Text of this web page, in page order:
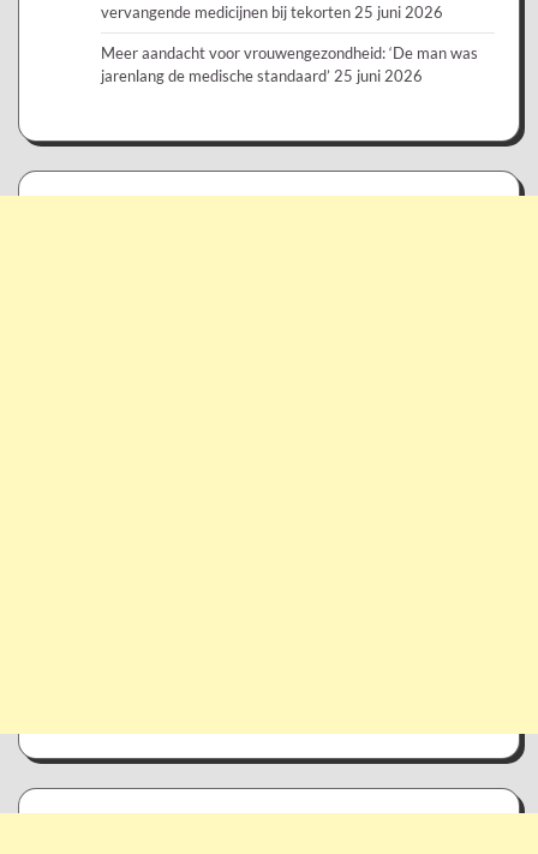
vervangende medicijnen bij tekorten 25 juni 2026
Meer aandacht voor vrouwengezondheid: ‘De man was
jarenlang de medische standaard’ 25 juni 2026